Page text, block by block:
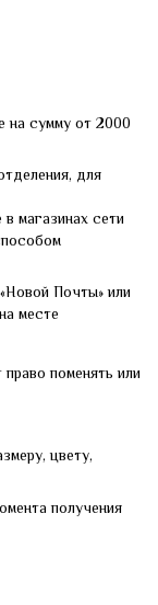
на сумму от 2000
для
магазинах сети
Почты» или
месте
поменять или
цвету,
получения